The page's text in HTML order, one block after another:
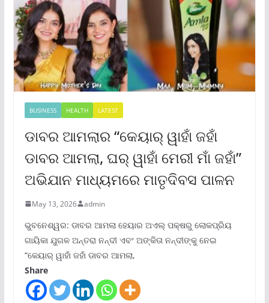
BUSINESS HEALTH LATEST
ଡାବର ଆମଲାର “କେୟାର୍ ୱାହାଁ ଜହାଁ
ଡାବର ଆମଲା, ଘର୍ ୱାହାଁ ମେରୀ ମାଁ ଜହାଁ”
ଅଭିଯାନ ମାଧ୍ୟମରେ ମାତୃଦିବସ ପାଳନ
May 13, 2026 admin
ଭୁବନେଶ୍ୱର: ଡାବର ଆମଲା ହେୟାର ଅଏଲ୍ ପକ୍ଷରୁ ଲୋକପ୍ରିୟ
ଗାୟିକା ଯୁଗଳ ଅନ୍ତରା ନନ୍ଦୀ ଏବଂ ଅଙ୍କିତା ନନ୍ଦୀଙ୍କୁ ନେଇ
“କେୟାର୍ ୱାହାଁ ଜହାଁ ଡାବର ଆମଲା,
Share